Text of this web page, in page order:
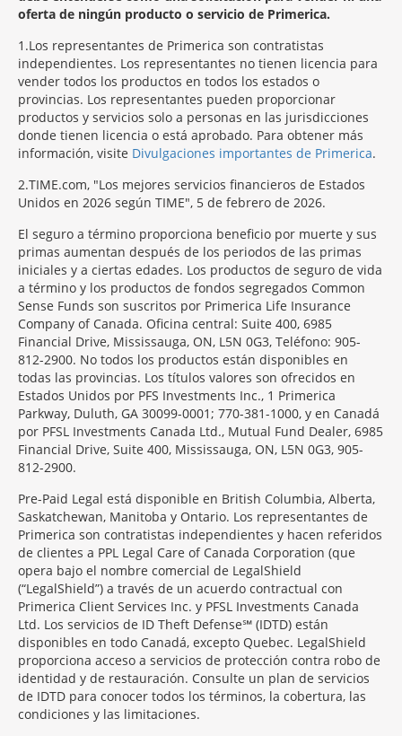
oferta de ningún producto o servicio de Primerica.
1 Los representantes de Primerica son contratistas
independientes. Los representantes no tienen licencia para
vender todos los productos en todos los estados o
provincias. Los representantes pueden proporcionar
productos y servicios solo a personas en las jurisdicciones
donde tienen licencia o está aprobado. Para obtener más
información, visite Divulgaciones importantes de Primerica.
2 TIME.com, "Los mejores servicios financieros de Estados
Unidos en 2026 según TIME", 5 de febrero de 2026.
El seguro a término proporciona beneficio por muerte y sus
primas aumentan después de los periodos de las primas
iniciales y a ciertas edades. Los productos de seguro de vida
a término y los productos de fondos segregados Common
Sense Funds son suscritos por Primerica Life Insurance
Company of Canada. Oficina central: Suite 400, 6985
Financial Drive, Mississauga, ON, L5N 0G3, Teléfono: 905-
812-2900. No todos los productos están disponibles en
todas las provincias. Los títulos valores son ofrecidos en
Estados Unidos por PFS Investments Inc., 1 Primerica
Parkway, Duluth, GA 30099-0001; 770-381-1000, y en Canadá
por PFSL Investments Canada Ltd., Mutual Fund Dealer, 6985
Financial Drive, Suite 400, Mississauga, ON, L5N 0G3, 905-
812-2900.
Pre-Paid Legal está disponible en British Columbia, Alberta,
Saskatchewan, Manitoba y Ontario. Los representantes de
Primerica son contratistas independientes y hacen referidos
de clientes a PPL Legal Care of Canada Corporation (que
opera bajo el nombre comercial de LegalShield
(“LegalShield”) a través de un acuerdo contractual con
Primerica Client Services Inc. y PFSL Investments Canada
Ltd. Los servicios de ID Theft Defense℠ (IDTD) están
disponibles en todo Canadá, excepto Quebec. LegalShield
proporciona acceso a servicios de protección contra robo de
identidad y de restauración. Consulte un plan de servicios
de IDTD para conocer todos los términos, la cobertura, las
condiciones y las limitaciones.